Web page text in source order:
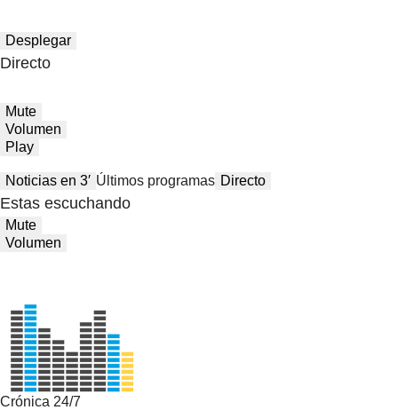
Desplegar
Directo
Mute
Volumen
Play
Noticias en 3′ Últimos programas Directo
Estas escuchando
Mute
Volumen
Crónica 24/7